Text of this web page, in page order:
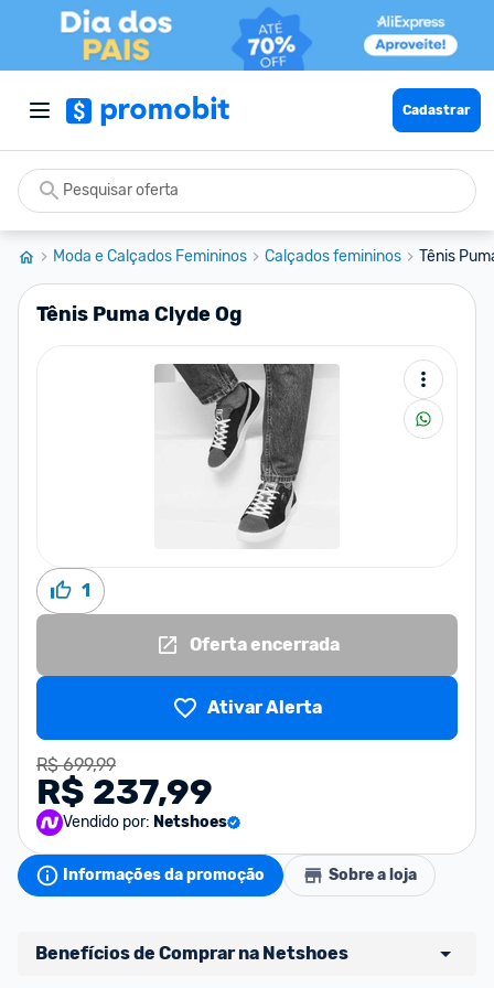
Cadastrar
Moda e Calçados Femininos Calçados femininos Tênis
Tênis Puma Clyde Og
1
Oferta encerrada
Ativar Alerta
R$ 699,99
R$ 237,99
Vendido por: Netshoes
Informações da promoção Sobre a loja
Benefícios de Comprar na Netshoes